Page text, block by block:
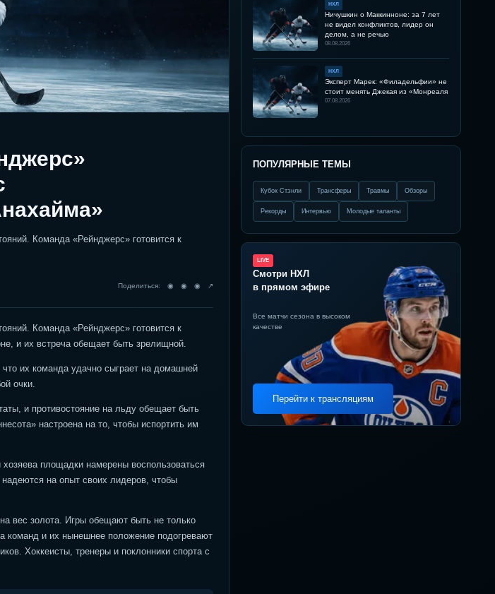
Команда «Рейнджерс» готовится к
Поделиться: ◉ ◉ ◉ ↗
Команда «Рейнджерс» готовится к
и их встреча обещает быть зрелищной.
их команда удачно сыграет на домашней
очки.
и противостояние на льду обещает быть
настроена на то, чтобы испортить им
площадки намерены воспользоваться
на опыт своих лидеров, чтобы
вес золота. Игры обещают быть не только
команд и их нынешнее положение подогревают
Хоккеисты, тренеры и поклонники спорта с
НХЛ
Ничушкин о Маккинноне: за 7 лет
не видел конфликтов, лидер он
делом, а не речью
08.08.2026
НХЛ
Эксперт Марек: «Филадельфии» не
стоит менять Джекая из «Монреаля
07.08.2026
ПОПУЛЯРНЫЕ ТЕМЫ
Кубок Стэнли Трансферы Травмы Обзоры
Рекорды Интервью Молодые таланты
LIVE
Смотри НХЛ
в прямом эфире
Все матчи сезона в высоком
качестве
Перейти к трансляциям